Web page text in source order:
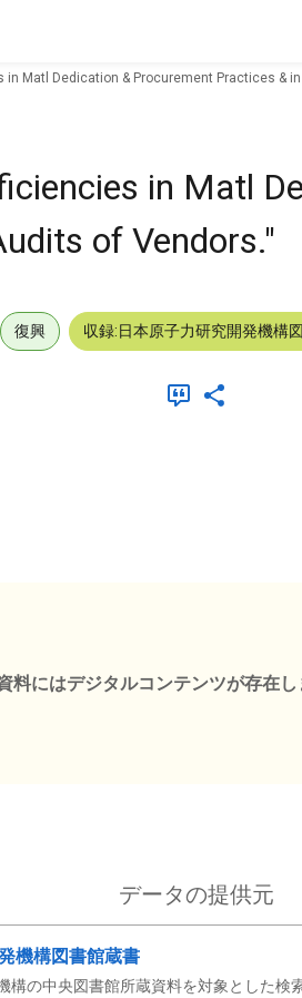
in Matl Dedication & Procurement Practices &
in Matl
of Vendors."
復興 収録:日本原子力研究開発機構
料にはデジタルコンテンツが存在し
データの提供元
機構図書館蔵書
構の中央図書館所蔵資料を対象とした検